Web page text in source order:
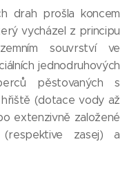
drah prošla koncem
vycházel z principu
souvrství ve
jednodruhových
pěstovaných s
(dotace vody až
extenzivně založené
zasej) a